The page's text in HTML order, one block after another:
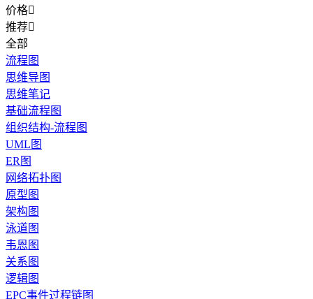
价格
推荐
全部
流程图
思维导图
思维笔记
基础流程图
组织结构-流程图
UML图
ER图
网络拓扑图
原型图
架构图
泳道图
韦恩图
关系图
逻辑图
EPC事件过程链图